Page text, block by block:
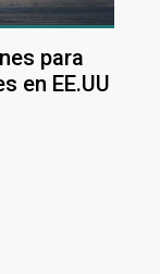
para
en EE.UU